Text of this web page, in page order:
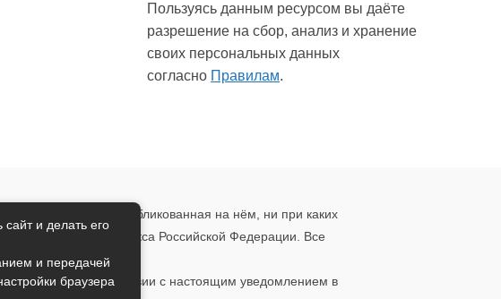
Пользуясь данным ресурсом вы даёте
разрешение на сбор, анализ и хранение
своих персональных данных
согласно Правилам.
информация, опубликованная на нём, ни при каких
Гражданского кодекса Российской Федерации. Все
уведомления.
cookie в соответствии с настоящим уведомлением в
и делать его
и передачей
браузера